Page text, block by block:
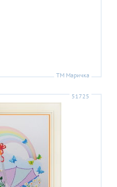
ТМ Маричка
51725